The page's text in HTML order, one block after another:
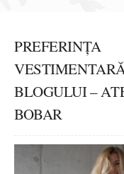
PREFERINȚA
BLOGULUI –
BOBAR